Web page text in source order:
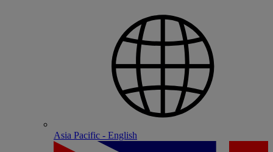
Asia Pacific - English